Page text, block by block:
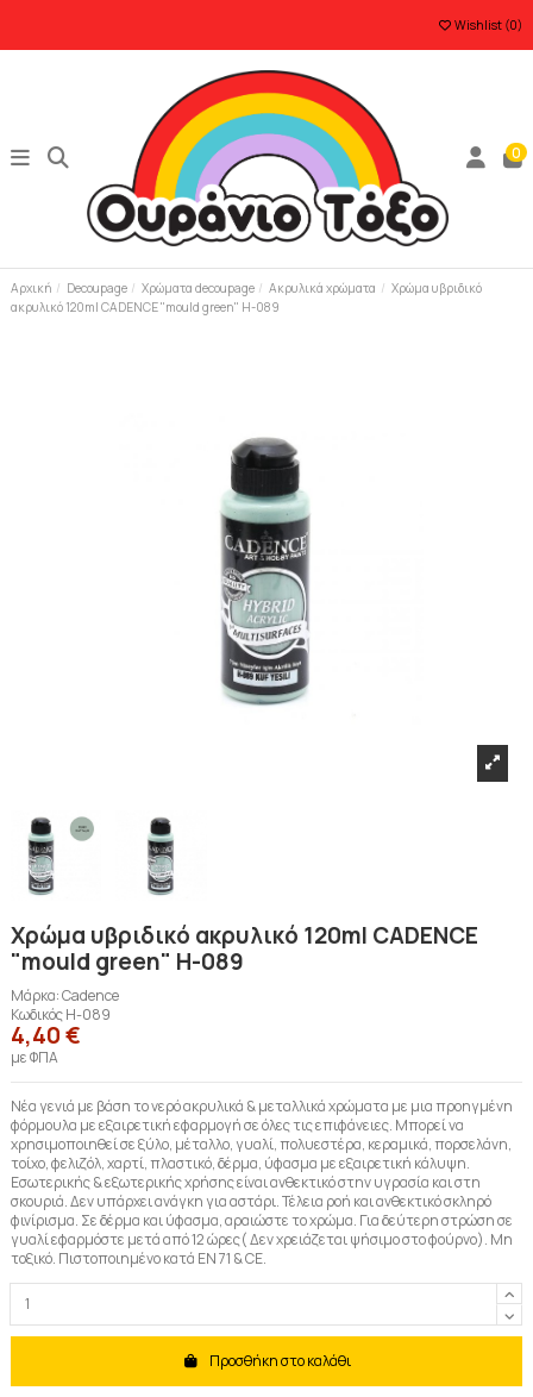
Wishlist (0)
0
Αρχική Decoupage Χρώματα decoupage Ακρυλικά χρώματα
Χρώμα υβριδικό
ακρυλικό 120ml CADENCE "mould green" H-089
Χρώμα υβριδικό ακρυλικό 120ml CADENCE
"mould green" H-089
Μάρκα:Cadence
ΚωδικόςH-089
4,40 €
με ΦΠΑ
Νέα γενιά με βάση το νερό ακρυλικά & μεταλλικά χρώματα με μια προηγμένη
φόρμουλα με εξαιρετική εφαρμογή σε όλες τις επιφάνειες. Μπορεί να
χρησιμοποιηθεί σε ξύλο, μέταλλο, γυαλί, πολυεστέρα, κεραμικά, πορσελάνη,
τοίχο, φελιζόλ, χαρτί, πλαστικό, δέρμα, ύφασμα με εξαιρετική κάλυψη.
Εσωτερικής & εξωτερικής χρήσης είναι ανθεκτικό στην υγρασία και στη
σκουριά. Δεν υπάρχει ανάγκη για αστάρι. Τέλεια ροή και ανθεκτικό σκληρό
φινίρισμα. Σε δέρμα και ύφασμα, αραιώστε το χρώμα. Για δεύτερη στρώση σε
γυαλί εφαρμόστε μετά από 12 ώρες( Δεν χρειάζεται ψήσιμο στο φούρνο). Μη
τοξικό. Πιστοποιημένο κατά EN 71 & CE.
Προσθήκη στο καλάθι